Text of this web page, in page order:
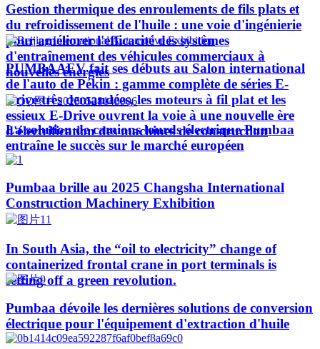
Gestion thermique des enroulements de fils plats et
du refroidissement de l'huile : une voie d'ingénierie
pour améliorer l'efficacité des systèmes
d'entraînement des véhicules commerciaux à
nouvelles énergies
PUMBAAEV fait ses débuts au Salon international
de l'auto de Pékin : gamme complète de séries E-
Drive très demandées, les moteurs à fil plat et les
essieux E-Drive ouvrent la voie à une nouvelle ère
d'électrification des machines de construction
La solution de camions lourds électrique Pumbaa
entraîne le succès sur le marché européen
Pumbaa brille au 2025 Changsha International
Construction Machinery Exhibition
In South Asia, the “oil to electricity” change of
containerized frontal crane in port terminals is
setting off a green revolution.
Pumbaa dévoile les dernières solutions de conversion
électrique pour l'équipement d'extraction d'huile